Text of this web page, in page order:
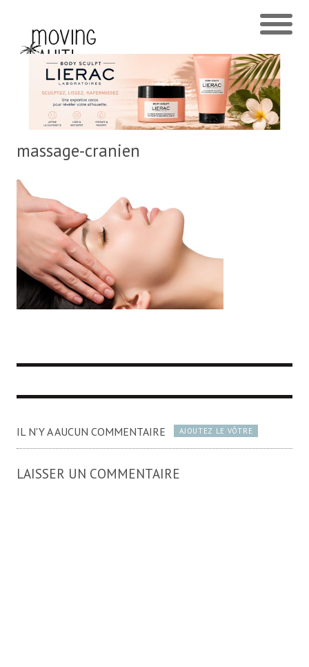
massage-cranien
IL N'Y A AUCUN COMMENTAIRE AJOUTEZ LE VÔTRE
LAISSER UN COMMENTAIRE